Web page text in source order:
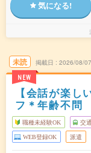
気になる!
未読
NEW
掲載日 2026/08/07
【会話が楽し
フ＊年齢不問
職種未経験OK 交
WEB登録OK 派遣